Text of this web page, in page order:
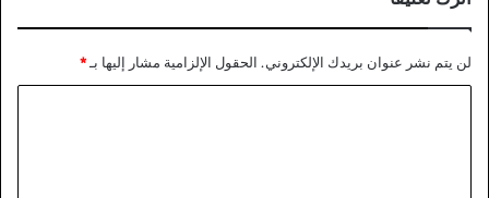
لن يتم نشر عنوان بريدك الإلكتروني. الحقول الإلزامية مشار إليها بـ*